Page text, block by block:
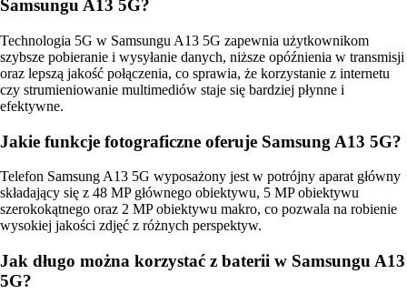
Samsungu A13 5G?
Technologia 5G w Samsungu A13 5G zapewnia użytkownikom
szybsze pobieranie i wysyłanie danych, niższe opóźnienia w transmisji
oraz lepszą jakość połączenia, co sprawia, że korzystanie z internetu
czy strumieniowanie multimediów staje się bardziej płynne i
efektywne.
Jakie funkcje fotograficzne oferuje Samsung A13 5G?
Telefon Samsung A13 5G wyposażony jest w potrójny aparat główny
składający się z 48 MP głównego obiektywu, 5 MP obiektywu
szerokokątnego oraz 2 MP obiektywu makro, co pozwala na robienie
wysokiej jakości zdjęć z różnych perspektyw.
Jak długo można korzystać z baterii w Samsungu A13
5G?